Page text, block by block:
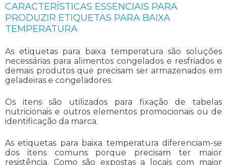
CARACTERÍSTICAS ESSENCIAIS PARA
PRODUZIR ETIQUETAS PARA BAIXA
TEMPERATURA
As etiquetas para baixa temperatura são soluções
necessárias para alimentos congelados e resfriados e
demais produtos que precisam ser armazenados em
geladeiras e congeladores.
Os itens são utilizados para fixação de tabelas
nutricionais e outros elementos promocionais ou de
identificação da marca.
Asetiquetas para baixa temperatura diferenciam-se
dos itens comuns porque precisam ter maior
resistência. Como são expostas a locais com maior